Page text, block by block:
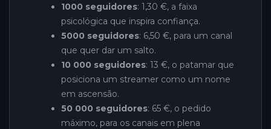
1000 seguidores: 1,30 €, a faixa
psicológica que inspira confiança.
5000 seguidores: 6,50 €, para um canal
que quer dar um salto.
10 000 seguidores: 13 €, o patamar que
posiciona um streamer como um nome
em ascensão.
50 000 seguidores: 65 €, o pedido
máximo, para os canais em plena